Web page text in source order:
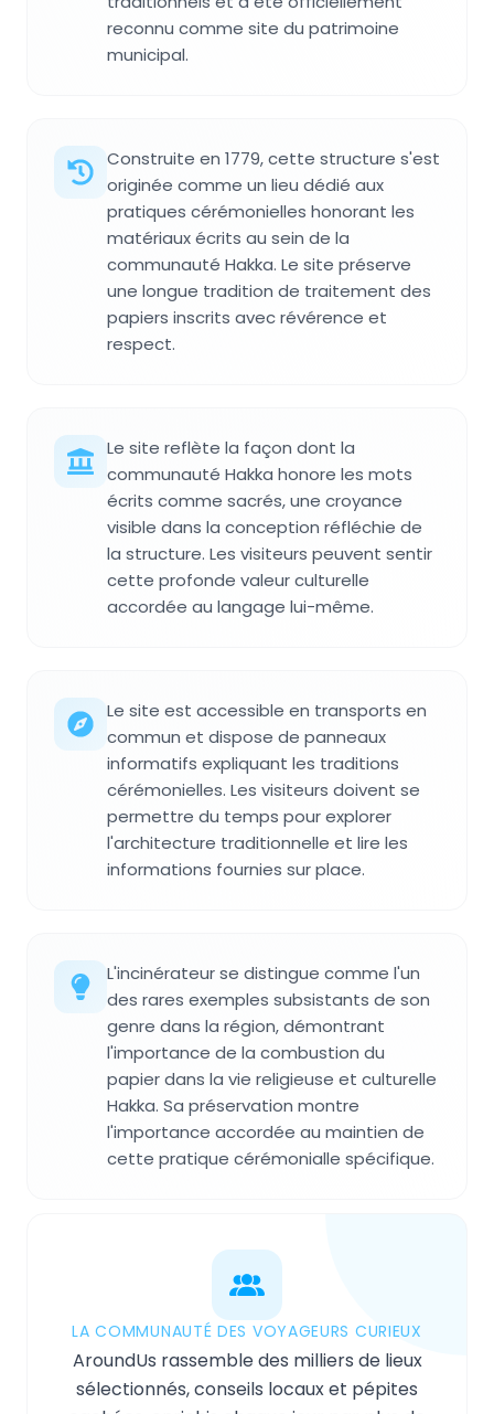
reconnu comme site du patrimoine
municipal.
Construite en 1779, cette structure s'est
originée comme un lieu dédié aux
pratiques cérémonielles honorant les
matériaux écrits au sein de la
communauté Hakka. Le site préserve
une longue tradition de traitement des
papiers inscrits avec révérence et
respect.
Le site reflète la façon dont la
communauté Hakka honore les mots
écrits comme sacrés, une croyance
visible dans la conception réfléchie de
la structure. Les visiteurs peuvent sentir
cette profonde valeur culturelle
accordée au langage lui-même.
Le site est accessible en transports en
commun et dispose de panneaux
informatifs expliquant les traditions
cérémonielles. Les visiteurs doivent se
permettre du temps pour explorer
l'architecture traditionnelle et lire les
informations fournies sur place.
L'incinérateur se distingue comme l'un
des rares exemples subsistants de son
genre dans la région, démontrant
l'importance de la combustion du
papier dans la vie religieuse et culturelle
Hakka. Sa préservation montre
l'importance accordée au maintien de
cette pratique cérémonialle spécifique.
LA COMMUNAUTÉ DES VOYAGEURS CURIEUX
AroundUs rassemble des milliers de lieux
sélectionnés, conseils locaux et pépites